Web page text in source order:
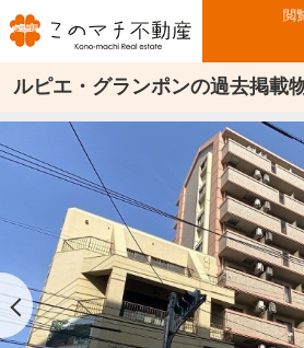
閲
ルピエ・グランポンの過去掲載